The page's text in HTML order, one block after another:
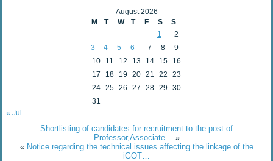
August 2026
M
T W T F S
S
1
2
3
4 5 6 7 8
9
10
11 12 13 14 15
16
17
18 19 20 21 22
23
24 25 26 27 28 29
30
31
« Jul
Shortlisting of candidates for recruitment to the post of
Professor,Associate…
»
« Notice regarding the technical issues affecting the linkage of the
iGOT…